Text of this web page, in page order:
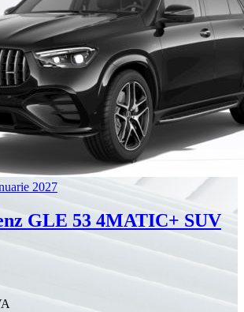
2027
GLE 53 4MATIC+ SUV